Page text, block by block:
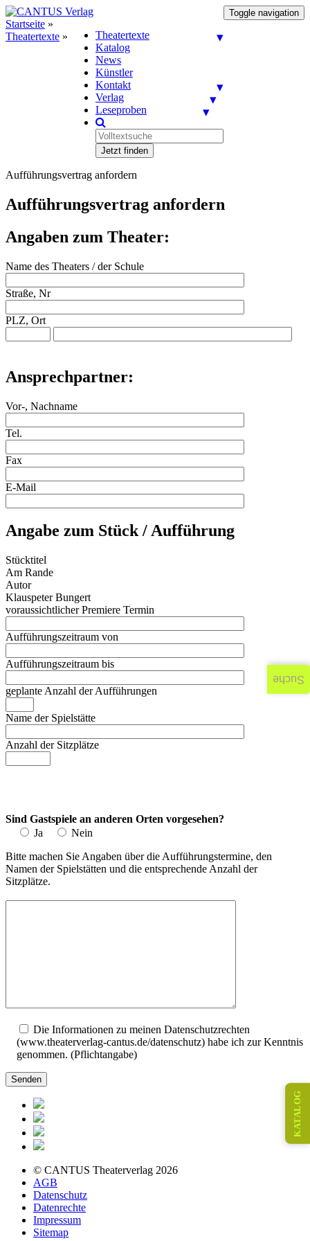
Toggle navigation
Theatertexte
Katalog
News
Künstler
Kontakt
Verlag
Leseproben
Jetzt finden
Startseite »
Theatertexte »
Aufführungsvertrag anfordern
Aufführungsvertrag anfordern
Angaben zum Theater:
Name des Theaters / der Schule
Straße, Nr
PLZ, Ort
Ansprechpartner:
Vor-, Nachname
Tel.
Fax
E-Mail
Angabe zum Stück / Aufführung
Stücktitel
Am Rande
Autor
Klauspeter Bungert
voraussichtlicher Premiere Termin
Aufführungszeitraum von
Aufführungszeitraum bis
geplante Anzahl der Aufführungen
Name der Spielstätte
Anzahl der Sitzplätze
Sind Gastspiele an anderen Orten vorgesehen?
Ja
Nein
Bitte machen Sie Angaben über die Aufführungstermine, den
Namen der Spielstätten und die entsprechende Anzahl der
Sitzplätze.
Die Informationen zu meinen Datenschutzrechten
(www.theaterverlag-cantus.de/datenschutz) habe ich zur Kenntnis
genommen. (Pflichtangabe)
© CANTUS Theaterverlag 2026
AGB
Datenschutz
Datenrechte
Impressum
Sitemap
KATALOG
Suche